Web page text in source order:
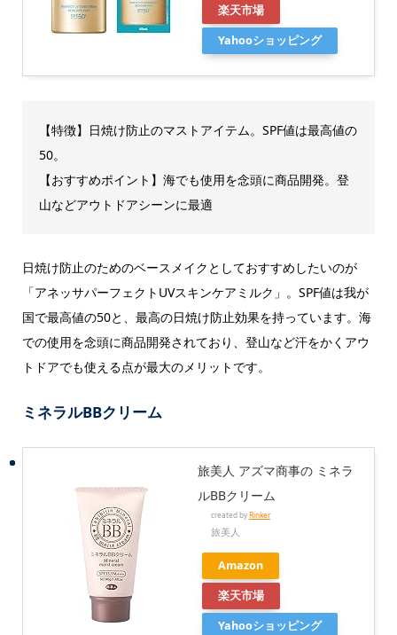
楽天市場
Yahooショッピング
【特徴】日焼け防止のマストアイテム。SPF値は最高値の
50。
【おすすめポイント】海でも使用を念頭に商品開発。登
山などアウトドアシーンに最適
日焼け防止のためのベースメイクとしておすすめしたいのが
「アネッサパーフェクトUVスキンケアミルク」。SPF値は我が
国で最高値の50と、最高の日焼け防止効果を持っています。海
での使用を念頭に商品開発されており、登山など汗をかくアウ
トドアでも使える点が最大のメリットです。
ミネラルBBクリーム
旅美人 アズマ商事の ミネラ
ルBBクリーム
created byRinker
旅美人
Amazon
楽天市場
Yahooショッピング